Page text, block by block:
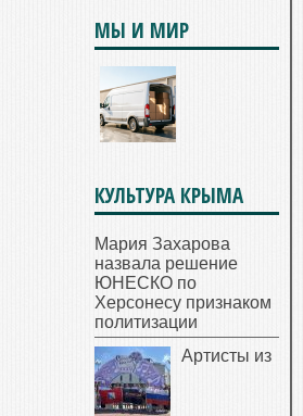
МЫ И МИР
КУЛЬТУРА КРЫМА
Мария Захарова
назвала решение
ЮНЕСКО по
Херсонесу признаком
политизации
Артисты из